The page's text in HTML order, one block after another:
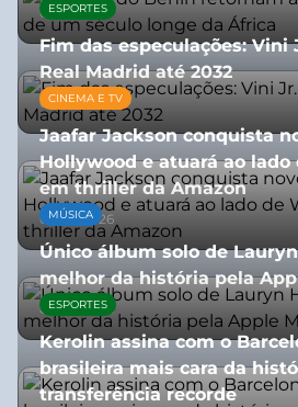
08/07/2026
ESPORTES
Fim das especulações: Vini
Real Madrid até 2032
06/08/2026
CINEMA E TV
Jaafar Jackson conquista
Hollywood e atuará ao
em thriller da Amazon
06/08/2026
MÚSICA
Único álbum solo de
melhor da história pela
06/08/2026
ESPORTES
Kerolin assina com o
brasileira mais cara da
transferência recorde